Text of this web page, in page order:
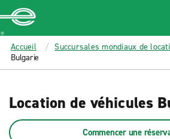
MAIN
CONTENT
Enterprise
Accueil
Succursales mondiaux de
Bulgarie
Location de véhicules
Commencer une